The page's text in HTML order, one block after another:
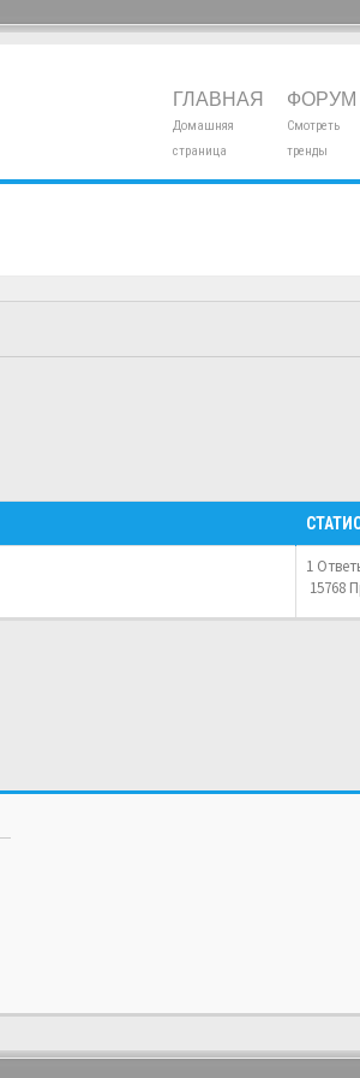
ГЛАВНАЯ
Домашняя
страница
ФОРУМ
Смотреть
тренды
1
15768